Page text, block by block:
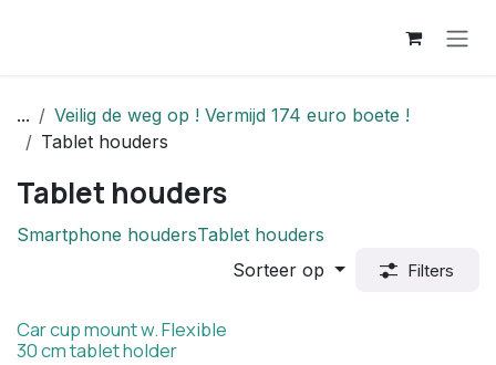
...
Veilig de weg op ! Vermijd 174 euro boete !
Tablet houders
Tablet houders
Smartphone houdersTablet houders
Sorteer op
Filters
Car cup mount w. Flexible
30 cm tablet holder